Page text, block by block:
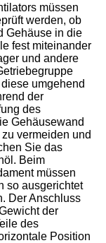
müssen
werden, ob
Gehäuse in die
fest miteinander
und andere
umgehend
der
des
Gehäusewand
vermeiden und
Sie das
Beim
müssen
so ausgerichtet
Der Anschluss
der
des
Position